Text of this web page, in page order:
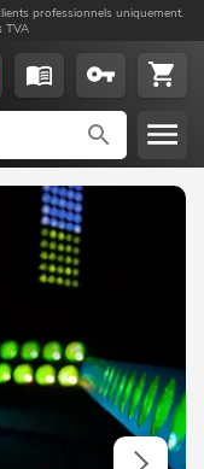
professionnels uniquement.
TVA